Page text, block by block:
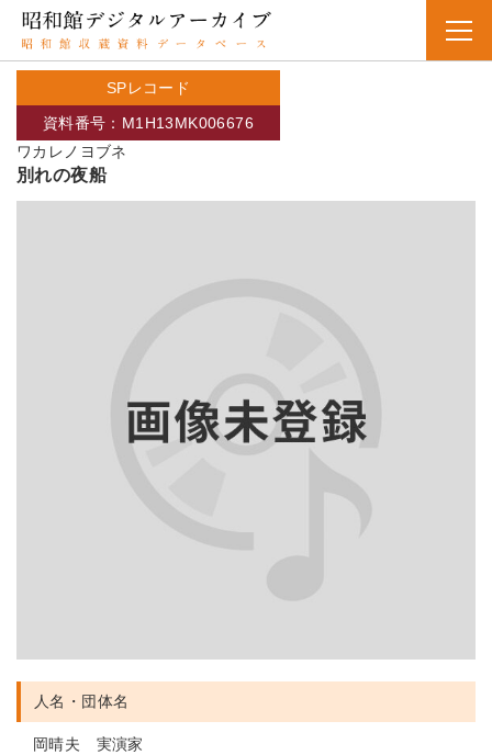
SPレコード
ワカレノヨブネ
資料番号：M1H13MK006676
別れの夜船
人名・団体名
岡晴夫 実演家